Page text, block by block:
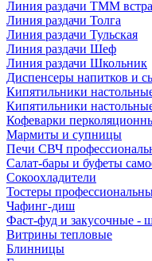
Линия раздачи ТММ
Линия раздачи Толга
Линия раздачи Тульская
Линия раздачи Шеф
Линия раздачи Школьник
Диспенсеры напитков и
Кипятильники
Кипятильники
Кофеварки
Мармиты и супницы
Печи СВЧ
Салат-бары и буфеты
Сокоохладители
Тостеры
Чафинг-диш
Фаст-фуд и закусочные -
Витрины тепловые
Блинницы